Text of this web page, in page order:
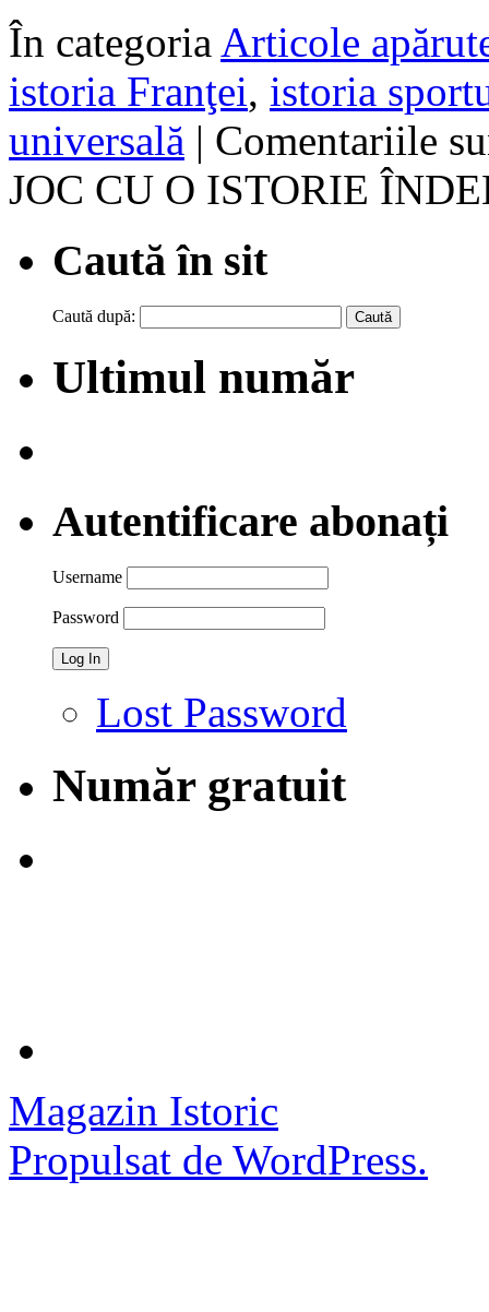
În categoria Articole
istoria Franţei, istoria
universală | Comentariile
JOC CU O ISTORIE
Caută în sit
Caută după:
Ultimul număr
Autentificare abonați
Username
Password
Lost Password
Număr gratuit
Magazin Istoric
Propulsat de WordPress.